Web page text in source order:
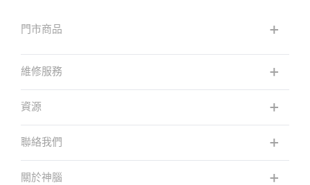
門市商品
維修服務
資源
聯絡我們
關於神腦